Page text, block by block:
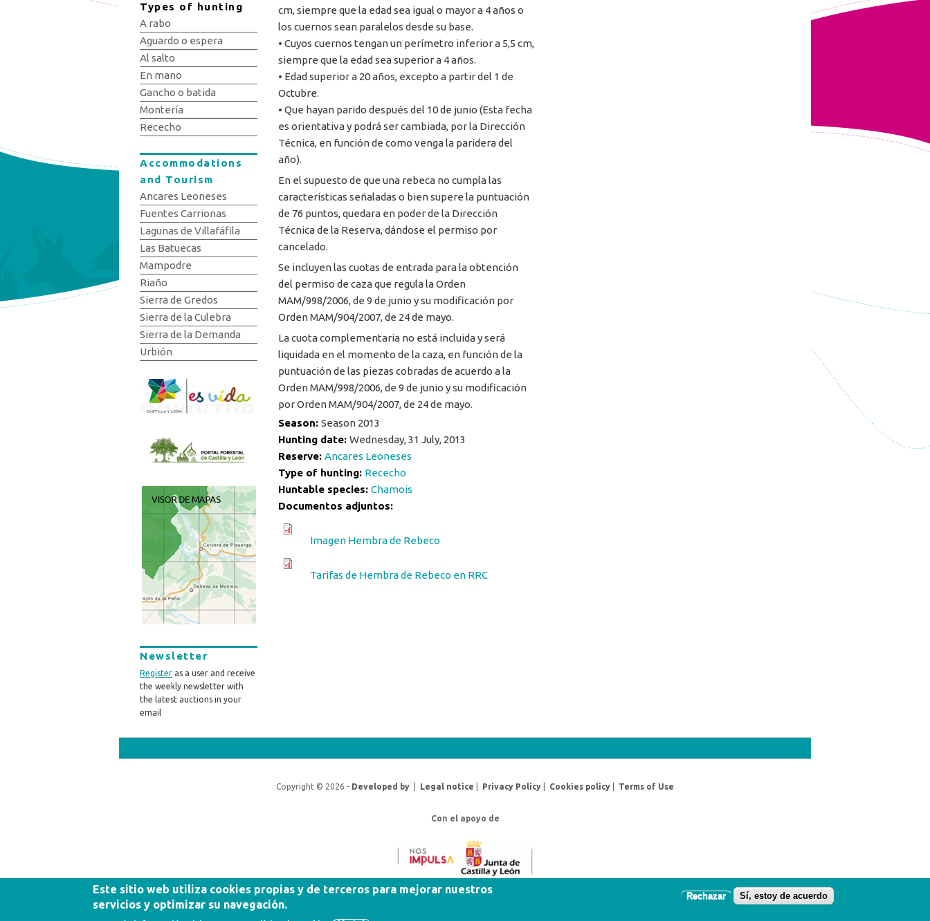
cm, siempre que la edad sea igual o mayor a 4 años o
los cuernos sean paralelos desde su base.
• Cuyos cuernos tengan un perímetro inferior a 5,5 cm,
siempre que la edad sea superior a 4 años.
• Edad superior a 20 años, excepto a partir del 1 de
Octubre.
• Que hayan parido después del 10 de junio (Esta fecha
es orientativa y podrá ser cambiada, por la Dirección
Técnica, en función de como venga la paridera del
año).
En el supuesto de que una rebeca no cumpla las
características señaladas o bien supere la puntuación
de 76 puntos, quedara en poder de la Dirección
Técnica de la Reserva, dándose el permiso por
cancelado.
Se incluyen las cuotas de entrada para la obtención
del permiso de caza que regula la Orden
MAM/998/2006, de 9 de junio y su modificación por
Orden MAM/904/2007, de 24 de mayo.
La cuota complementaria no está incluida y será
liquidada en el momento de la caza, en función de la
puntuación de las piezas cobradas de acuerdo a la
Orden MAM/998/2006, de 9 de junio y su modificación
por Orden MAM/904/2007, de 24 de mayo.
Season: Season 2013
Hunting date: Wednesday, 31 July, 2013
Reserve: Ancares Leoneses
Type of hunting: Rececho
Huntable species: Chamois
Documentos adjuntos:
Imagen Hembra de Rebeco
Tarifas de Hembra de Rebeco en RRC
Types of hunting
A rabo
Aguardo o espera
Al salto
En mano
Gancho o batida
Montería
Rececho
Accommodations
and Tourism
Ancares Leoneses
Fuentes Carrionas
Lagunas de Villafáfila
Las Batuecas
Mampodre
Riaño
Sierra de Gredos
Sierra de la Culebra
Sierra de la Demanda
Urbión
Newsletter
Register as a user and receive
the weekly newsletter with
the latest auctions in your
email
Copyright © 2026 - Developed by Legal notice Privacy Policy Cookies policy Terms of Use
Con el apoyo de
Este sitio web utiliza cookies propias y de terceros para mejorar nuestros
servicios y optimizar su navegación.
Rechazar Sí, estoy de acuerdo